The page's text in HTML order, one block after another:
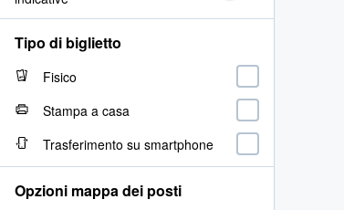
Tipo di biglietto
Fisico
Stampa a casa
Trasferimento su smartphone
Opzioni mappa dei posti